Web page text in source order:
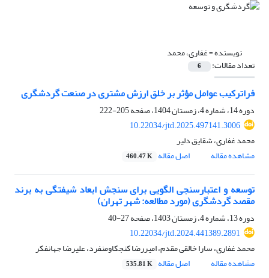
نویسنده =غفاری، محمد
تعداد مقالات: 6
فراترکیب عوامل مؤثر بر خلق ارزش مشتری در صنعت گردشگری
دوره 14، شماره 4، زمستان 1404، صفحه
205-222
10.22034/jtd.2025.497141.3006
محمد غفاری، شقایق دلیر
مشاهده مقاله
اصل مقاله 460.47 K
توسعه و اعتبارسنجی الگویی برای سنجش ابعاد شیفتگی به برند
مقصد گردشگری (مورد مطالعه: شهر تهران)
دوره 13، شماره 4، زمستان 1403، صفحه
27-40
10.22034/jtd.2024.441389.2891
محمد غفاری، سارا خالقی مقدم، امیررضا کنجکاومنفرد، علیرضا جهانفکر
مشاهده مقاله
اصل مقاله 535.81 K